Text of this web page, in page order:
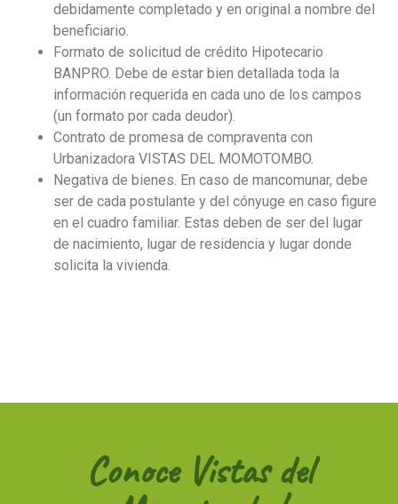
debidamente completado y en original a nombre del
beneficiario.
Formato de solicitud de crédito Hipotecario
BANPRO. Debe de estar bien detallada toda la
información requerida en cada uno de los campos
(un formato por cada deudor).
Contrato de promesa de compraventa con
Urbanizadora VISTAS DEL MOMOTOMBO.
Negativa de bienes. En caso de mancomunar, debe
ser de cada postulante y del cónyuge en caso figure
en el cuadro familiar. Estas deben de ser del lugar
de nacimiento, lugar de residencia y lugar donde
solicita la vivienda.
Conoce Vistas del